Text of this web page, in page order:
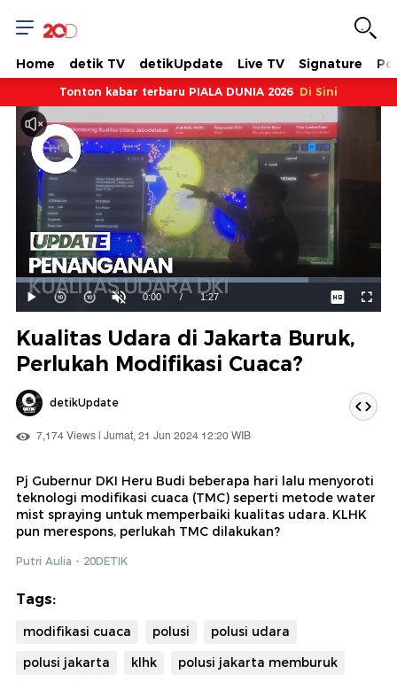
Home detik TV detikUpdate Live TV Signature
Tonton kabar terbaru PIALA DUNIA 2026 Di Sini
Mainkan
Suara
Hidup
Waktu
0:00 / Durasi
1:27
Dimuat:
80.15%
Kualitas Udara di Jakarta Buruk,
Perlukah Modifikasi Cuaca?
detikUpdate
7,174 Views | Jumat, 21 Jun 2024 12:20 WIB
Pj Gubernur DKI Heru Budi beberapa hari lalu menyoroti
teknologi modifikasi cuaca (TMC) seperti metode water
mist spraying untuk memperbaiki kualitas udara. KLHK
pun merespons, perlukah TMC dilakukan?
Putri Aulia - 20DETIK
Tags:
modifikasi cuaca polusi
polusi udara
polusi jakarta
klhk
polusi jakarta memburuk